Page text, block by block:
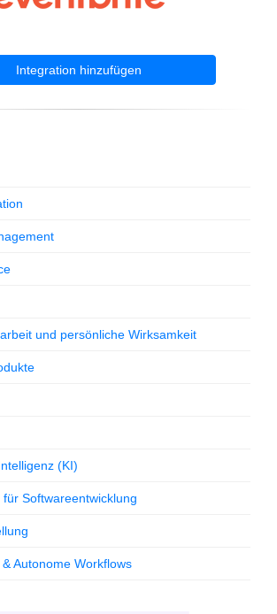
Integration hinzufügen
und persönliche Wirksamkeit
(KI)
Softwareentwicklung
Autonome Workflows